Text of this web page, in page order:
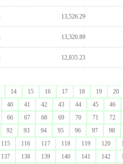
13,526.29
13,320.89
12,835.23
14 15 16 17 18 19 20
40 41 42 43 44 45 46
66 67 68 69 70 71 72
92 93 94 95 96 97 98
115 116 117 118 119 120
137 138 139 140 141 142